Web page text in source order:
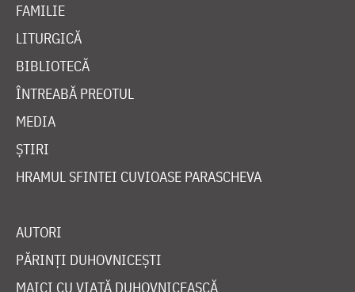
FAMILIE
LITURGICĂ
BIBLIOTECĂ
ÎNTREABĂ PREOTUL
MEDIA
ȘTIRI
HRAMUL SFINTEI CUVIOASE PARASCHEVA
AUTORI
PĂRINȚI DUHOVNICEȘTI
MAICI CU VIAȚĂ DUHOVNICEASCĂ